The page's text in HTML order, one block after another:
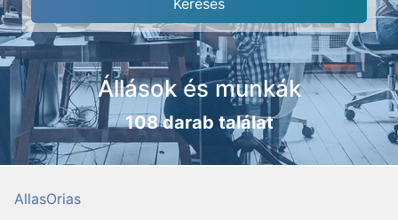
Állások és munkák
108 darab találat
AllasOrias